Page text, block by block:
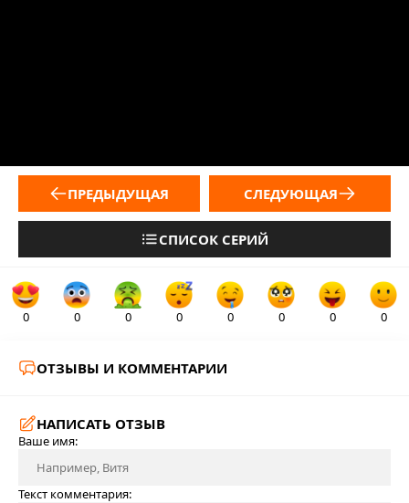
ПРЕДЫДУЩАЯ
СПИСОК СЕРИЙ
СЛЕДУЮЩАЯ
0 0 0 0 0 0 0 0
ОТЗЫВЫ И КОММЕНТАРИИ
НАПИСАТЬ ОТЗЫВ
Ваше имя:
Текст комментария: